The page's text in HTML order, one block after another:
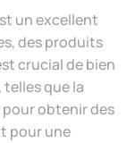
un excellent
des produits
crucial de bien
telles que la
pour obtenir des
pour une